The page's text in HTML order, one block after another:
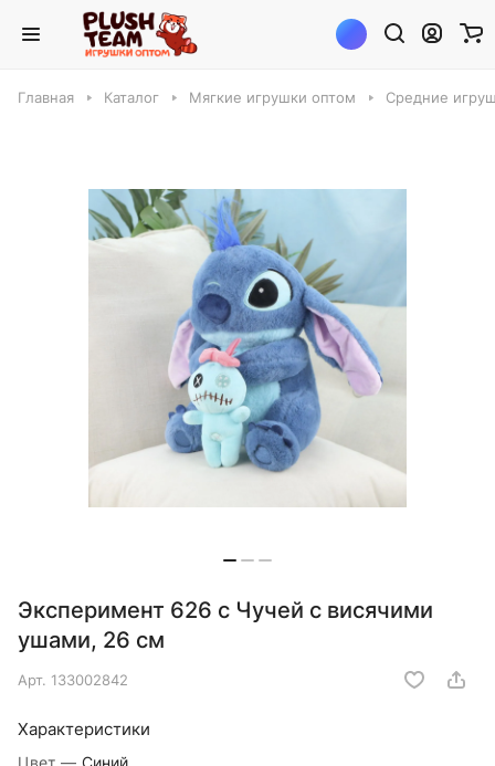
Главная Каталог Мягкие игрушки оптом Средние
Эксперимент 626 с Чучей с висячими
ушами, 26 см
Арт. 133002842
Характеристики